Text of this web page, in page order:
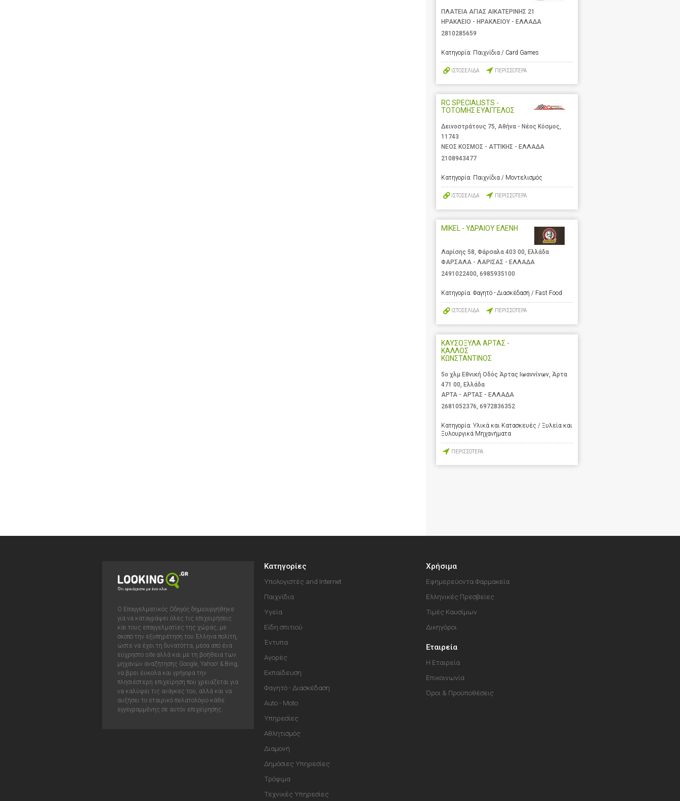
ΠΛΑΤΕΙΑ ΑΓΙΑΣ ΑΙΚΑΤΕΡΙΝΗΣ 21
ΗΡΑΚΛΕΙΟ - ΗΡΑΚΛΕΙΟΥ - ΕΛΛΑΔΑ
2810285659
Κατηγορία: Παιχνίδια / Card Games
ΙΣΤΟΣΕΛΙΔΑ ΠΕΡΙΣΣΟΤΕΡΑ
RC SPECIALISTS -
ΤΟΤΟΜΗΣ ΕΥΑΓΓΕΛΟΣ
Δεινοστράτους 75, Αθήνα - Νέος Κόσμος,
11743
ΝΕΟΣ ΚΟΣΜΟΣ - ΑΤΤΙΚΗΣ - ΕΛΛΑΔΑ
2108943477
Κατηγορία: Παιχνίδια / Μοντελισμός
ΙΣΤΟΣΕΛΙΔΑ ΠΕΡΙΣΣΟΤΕΡΑ
MIKEL - ΥΔΡΑΙΟΥ ΕΛΕΝΗ
Λαρίσης 58, Φάρσαλα 403 00, Ελλάδα
ΦΑΡΣΑΛΑ - ΛΑΡΙΣΑΣ - ΕΛΛΑΔΑ
2491022400 6985935100
Κατηγορία: Φαγητό - Διασκέδαση / Fast Food
ΙΣΤΟΣΕΛΙΔΑ ΠΕΡΙΣΣΟΤΕΡΑ
ΚΑΥΣΟΞΥΛΑ ΑΡΤΑΣ -
ΚΑΛΛΟΣ
ΚΩΝΣΤΑΝΤΙΝΟΣ
5ο χλμ Εθνική Οδός Άρτας Ιωαννίνων, Άρτα
471 00, Ελλάδα
ΑΡΤΑ - ΑΡΤΑΣ - ΕΛΛΑΔΑ
2681052376, 6972836352
Κατηγορία: Υλικά και Κατασκευές / Ξυλεία και
Ξυλουργικά Μηχανήματα
ΠΕΡΙΣΣΟΤΕΡΑ
Ο Επαγγελματικός Οδηγός δημιουργήθηκε
για να καταγράψει όλες τις επιχειρήσεις
και τους επαγγελματίες της χώρας, με
σκοπό την εξυπηρέτηση του Έλληνα πολίτη,
ώστε να έχει τη δυνατόττα, μέσα από ένα
εύχρηστο site αλλά και με τη βοήθεια των
μηχανών αναζήτησης Google, Yahoo! & Bing,
να βρει έυκολα και γρήγορα την
πλησιέστερη επιχείρηση που χρειάζεται για
να καλύψει τις ανάγκες του, αλλά και να
αυξήσει το εταιρικό πελατολόγιο κάθε
εγγεγραμμένης σε αυτόν επιχείρησης.
Κατηγορίες
Υπολογιστές and Internet
Παιχνίδια
Υγεία
Είδη σπιτιού
Έντυπα
Αγορές
Εκπαίδευση
Φαγητό - Διασκέδαση
Auto - Moto
Υπηρεσίες
Αθλητισμός
Διαμονή
Δημόσιες Υπηρεσίες
Τρόφιμα
Τεχνικές Υπηρεσίες
Χρήσιμα
Εφημερεύοντα Φαρμακεία
Ελληνικές Πρεσβείες
Τιμές Καυσίμων
Δικηγόροι
Εταιρεία
Η Εταιρεία
Επικοινωνία
Όροι & Προϋποθέσεις